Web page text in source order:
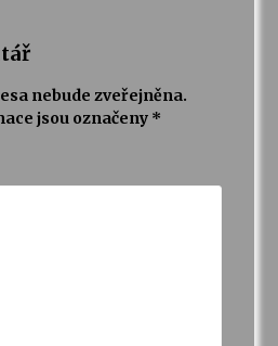
nebude zveřejněna.
jsou označeny *